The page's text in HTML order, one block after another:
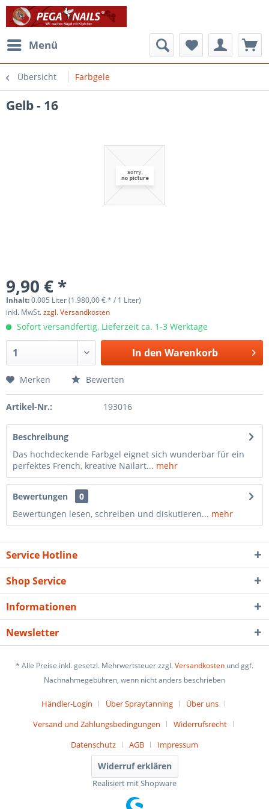
Menü
Übersicht Farbgele
Gelb - 16
9,90 € *
Inhalt:0.005 Liter (1.980,00 € * / 1 Liter)
inkl. MwSt.zzgl. Versandkosten
Sofort versandfertig, Lieferzeit ca. 1-3 Werktage
In den Warenkorb
Merken Bewerten
Artikel-Nr.: 193016
Beschreibung
Das hochdeckende Farbgel eignet sich wunderbar für ein
perfektes French, kreative Nailart... mehr
Bewertungen
0
Bewertungen lesen, schreiben und diskutieren... mehr
Service Hotline
Shop Service
Informationen
Newsletter
* Alle Preise inkl. gesetzl. Mehrwertsteuer zzgl.Versandkosten und ggf.
Nachnahmegebühren, wenn nicht anders beschrieben
Händler-Login Über Spraytanning
Über uns
Versand und Zahlungsbedingungen
Widerrufsrecht
Datenschutz
AGB Impressum
Widerruf erklären
Realisiert mit Shopware